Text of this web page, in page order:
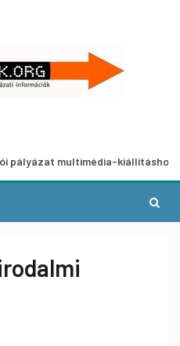
multimédia-kiállításhoz